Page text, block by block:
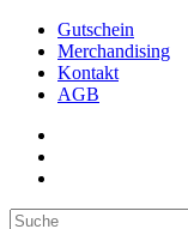
Gutschein
Merchandising
Kontakt
AGB
Suchen